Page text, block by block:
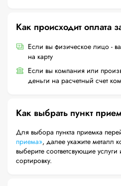
Как происходит оплата
Если вы физическое лицо -
на карту
Если вы компания или
деньги на расчетный счет
Как выбрать пункт
Для выбора пункта приемка
приема», далее укажите металл
выберите соответсвующие услуги и интересующую Вас
сортировку.